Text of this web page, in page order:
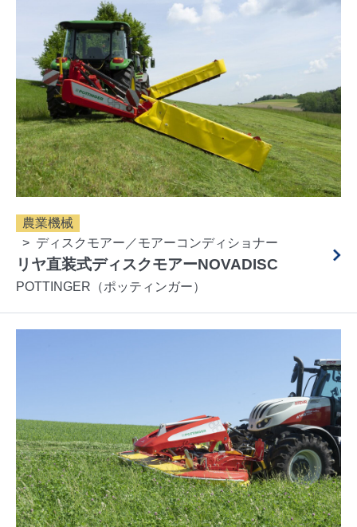
農業機械
ディスクモアー／モアーコンディショナー
リヤ直装式ディスクモアーNOVADISC
POTTINGER（ポッティンガー）